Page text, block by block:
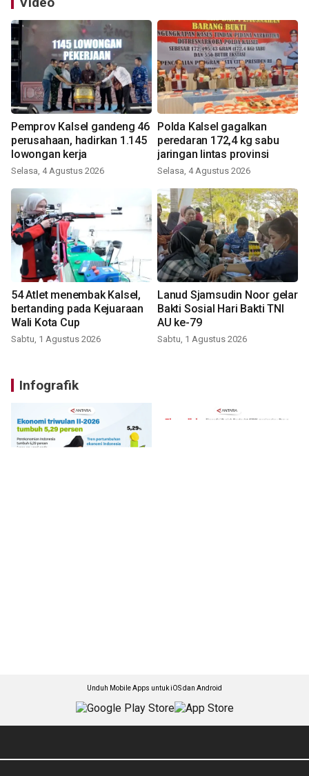
Pemprov Kalsel gandeng 46
perusahaan, hadirkan 1.145
lowongan kerja
Selasa, 4 Agustus 2026
Polda Kalsel gagalkan
peredaran 172,4 kg sabu
jaringan lintas provinsi
Selasa, 4 Agustus 2026
54 Atlet menembak Kalsel,
bertanding pada Kejuaraan
Wali Kota Cup
Sabtu, 1 Agustus 2026
Lanud Sjamsudin Noor gelar
Bakti Sosial Hari Bakti TNI
AU ke-79
Sabtu, 1 Agustus 2026
Infografik
Unduh Mobile Apps untuk iOS dan Android